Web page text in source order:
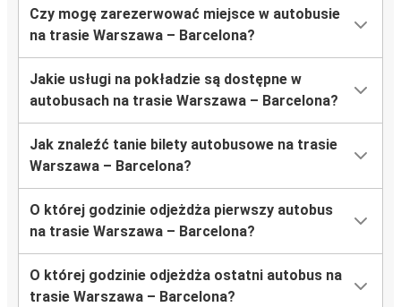
Czy mogę zarezerwować miejsce w autobusie
na trasie Warszawa – Barcelona?
Jakie usługi na pokładzie są dostępne w
autobusach na trasie Warszawa – Barcelona?
Jak znaleźć tanie bilety autobusowe na trasie
Warszawa – Barcelona?
O której godzinie odjeżdża pierwszy autobus
na trasie Warszawa – Barcelona?
O której godzinie odjeżdża ostatni autobus na
trasie Warszawa – Barcelona?